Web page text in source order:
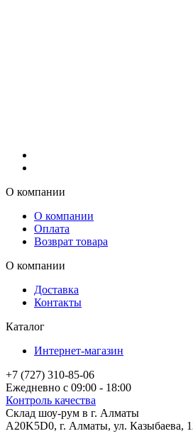
О компании
О компании
Оплата
Возврат товара
О компании
Доставка
Контакты
Каталог
Интернет-магазин
+7 (727) 310-85-06
Ежедневно с 09:00 - 18:00
Контроль качества
Склад шоу-рум в г. Алматы
A20K5D0, г. Алматы, ул. Казыбаева,